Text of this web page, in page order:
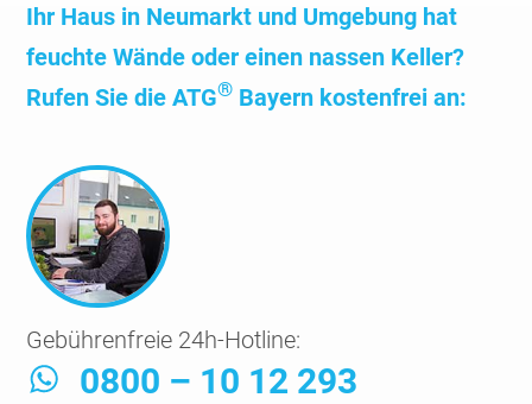
Ihr Haus in Neumarkt und Umgebung hat
feuchte Wände oder einen nassen Keller?
Rufen Sie die ATG® Bayern kostenfrei an:
Gebührenfreie 24h-Hotline:
0800 – 10 12 293